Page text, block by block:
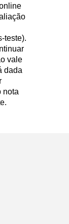
teste).
vale
dada
nota